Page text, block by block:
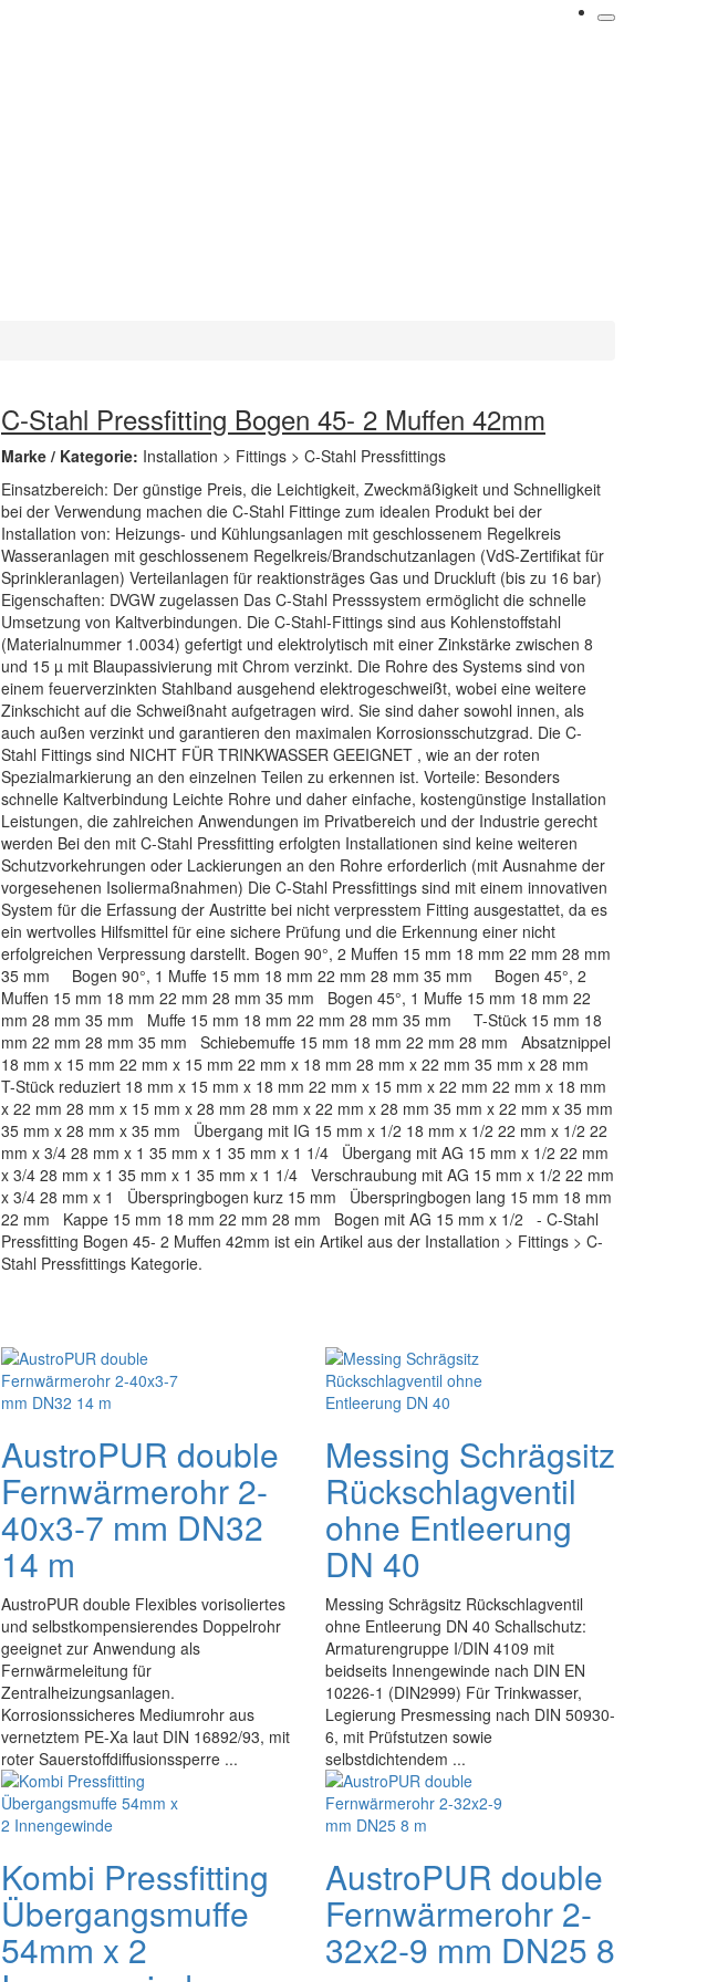
C-Stahl Pressfitting Bogen 45- 2 Muffen 42mm
Marke / Kategorie: Installation > Fittings > C-Stahl Pressfittings
Einsatzbereich: Der günstige Preis, die Leichtigkeit, Zweckmäßigkeit und Schnelligkeit
bei der Verwendung machen die C-Stahl Fittinge zum idealen Produkt bei der
Installation von: Heizungs- und Kühlungsanlagen mit geschlossenem Regelkreis
Wasseranlagen mit geschlossenem Regelkreis/Brandschutzanlagen (VdS-Zertifikat für
Sprinkleranlagen) Verteilanlagen für reaktionsträges Gas und Druckluft (bis zu 16 bar)
Eigenschaften: DVGW zugelassen Das C-Stahl Presssystem ermöglicht die schnelle
Umsetzung von Kaltverbindungen. Die C-Stahl-Fittings sind aus Kohlenstoffstahl
(Materialnummer 1.0034) gefertigt und elektrolytisch mit einer Zinkstärke zwischen 8
und 15 µ mit Blaupassivierung mit Chrom verzinkt. Die Rohre des Systems sind von
einem feuerverzinkten Stahlband ausgehend elektrogeschweißt, wobei eine weitere
Zinkschicht auf die Schweißnaht aufgetragen wird. Sie sind daher sowohl innen, als
auch außen verzinkt und garantieren den maximalen Korrosionsschutzgrad. Die C-
Stahl Fittings sind NICHT FÜR TRINKWASSER GEEIGNET , wie an der roten
Spezialmarkierung an den einzelnen Teilen zu erkennen ist. Vorteile: Besonders
schnelle Kaltverbindung Leichte Rohre und daher einfache, kostengünstige Installation
Leistungen, die zahlreichen Anwendungen im Privatbereich und der Industrie gerecht
werden Bei den mit C-Stahl Pressfitting erfolgten Installationen sind keine weiteren
Schutzvorkehrungen oder Lackierungen an den Rohre erforderlich (mit Ausnahme der
vorgesehenen Isoliermaßnahmen) Die C-Stahl Pressfittings sind mit einem innovativen
System für die Erfassung der Austritte bei nicht verpresstem Fitting ausgestattet, da es
ein wertvolles Hilfsmittel für eine sichere Prüfung und die Erkennung einer nicht
erfolgreichen Verpressung darstellt. Bogen 90°, 2 Muffen 15 mm 18 mm 22 mm 28 mm
35 mm Bogen 90°, 1 Muffe 15 mm 18 mm 22 mm 28 mm 35 mm Bogen 45°, 2
Muffen 15 mm 18 mm 22 mm 28 mm 35 mm Bogen 45°, 1 Muffe 15 mm 18 mm 22
mm 28 mm 35 mm Muffe 15 mm 18 mm 22 mm 28 mm 35 mm T-Stück 15 mm 18
mm 22 mm 28 mm 35 mm Schiebemuffe 15 mm 18 mm 22 mm 28 mm Absatznippel
18 mm x 15 mm 22 mm x 15 mm 22 mm x 18 mm 28 mm x 22 mm 35 mm x 28 mm
T-Stück reduziert 18 mm x 15 mm x 18 mm 22 mm x 15 mm x 22 mm 22 mm x 18 mm
x 22 mm 28 mm x 15 mm x 28 mm 28 mm x 22 mm x 28 mm 35 mm x 22 mm x 35 mm
35 mm x 28 mm x 35 mm Übergang mit IG 15 mm x 1/2 18 mm x 1/2 22 mm x 1/2 22
mm x 3/4 28 mm x 1 35 mm x 1 35 mm x 1 1/4 Übergang mit AG 15 mm x 1/2 22 mm
x 3/4 28 mm x 1 35 mm x 1 35 mm x 1 1/4 Verschraubung mit AG 15 mm x 1/2 22 mm
x 3/4 28 mm x 1 Überspringbogen kurz 15 mm Überspringbogen lang 15 mm 18 mm
22 mm Kappe 15 mm 18 mm 22 mm 28 mm Bogen mit AG 15 mm x 1/2 - C-Stahl
Pressfitting Bogen 45- 2 Muffen 42mm ist ein Artikel aus der Installation > Fittings > C-
Stahl Pressfittings Kategorie.
AustroPUR double
Fernwärmerohr 2-
40x3-7 mm DN32
14 m
AustroPUR double Flexibles vorisoliertes
und selbstkompensierendes Doppelrohr
geeignet zur Anwendung als
Fernwärmeleitung für
Zentralheizungsanlagen.
Korrosionssicheres Mediumrohr aus
vernetztem PE-Xa laut DIN 16892/93, mit
roter Sauerstoffdiffusionssperre ...
Messing Schrägsitz
Rückschlagventil
ohne Entleerung
DN 40
Messing Schrägsitz Rückschlagventil
ohne Entleerung DN 40 Schallschutz:
Armaturengruppe I/DIN 4109 mit
beidseits Innengewinde nach DIN EN
10226-1 (DIN2999) Für Trinkwasser,
Legierung Presmessing nach DIN 50930-
6, mit Prüfstutzen sowie
selbstdichtendem ...
Kombi Pressfitting
Übergangsmuffe
54mm x 2
AustroPUR double
Fernwärmerohr 2-
32x2-9 mm DN25 8